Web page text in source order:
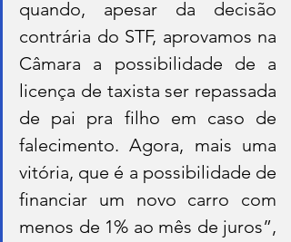
quando, apesar da decisão
contrária do STF, aprovamos na
Câmara a possibilidade de a
licença de taxista ser repassada
de pai pra filho em caso de
falecimento. Agora, mais uma
vitória, que é a possibilidade de
financiar um novo carro com
menos de 1% ao mês de juros”,